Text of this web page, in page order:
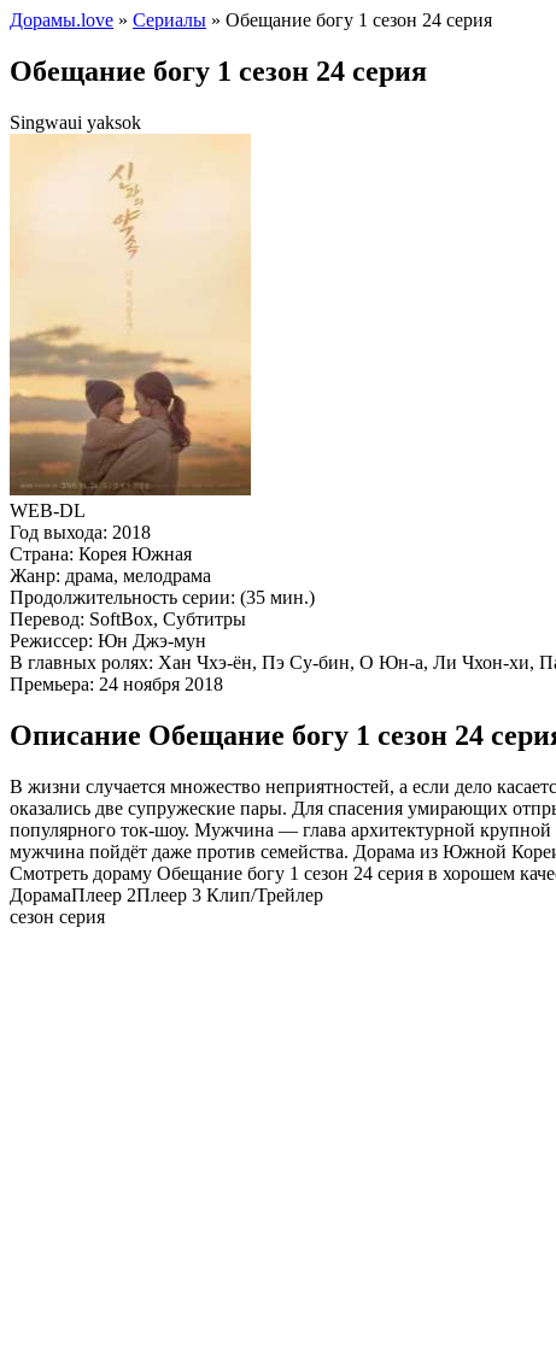
Дорамы.love » Сериалы » Обещание богу 1 сезон 24 серия
Обещание богу 1 сезон 24 серия
Singwaui yaksok
WEB-DL
Год выхода: 2018
Страна: Корея Южная
Жанр: драма, мелодрама
Продолжительность серии: (35 мин.)
Перевод: SoftBox, Субтитры
Режиссер: Юн Джэ-мун
В главных ролях: Хан Чхэ-ён, Пэ Су-бин, О Юн-а, Ли Чхон-хи,
Премьера: 24 ноября 2018
Описание Обещание богу 1 сезон 24
В жизни случается множество неприятностей, а если дело
оказались две супружеские пары. Для спасения умирающих
популярного ток-шоу. Мужчина — глава архитектурной крупной
мужчина пойдёт даже против семейства. Дорама из Южной
Смотреть дораму Обещание богу 1 сезон 24 серия в хорошем
ДорамаПлеер 2Плеер 3 Клип/Трейлер
сезон серия